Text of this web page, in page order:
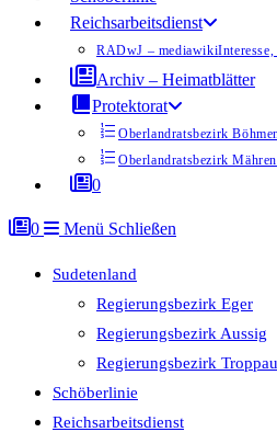
Reichsarbeitsdienst
RADwJ – mediawiki
Archiv – Heimatblätter
Protektorat
Oberlandratsbezirk
Oberlandratsbezirk Mähren
0
0 Menü Schließen
Sudetenland
Regierungsbezirk Eger
Regierungsbezirk Aussig
Regierungsbezirk Troppau
Schöberlinie
Reichsarbeitsdienst